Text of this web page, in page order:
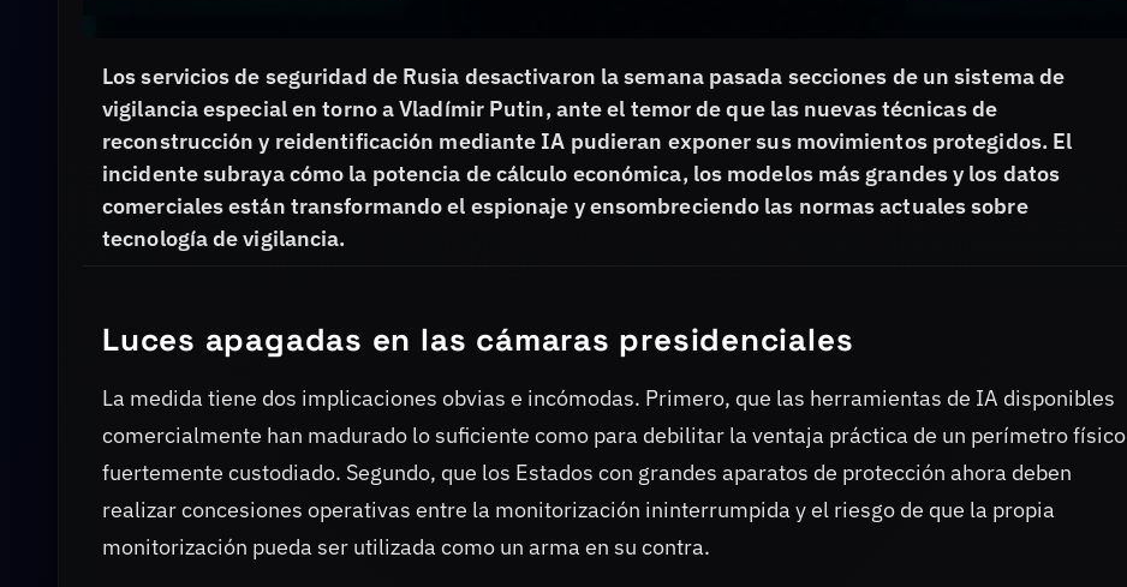
Los servicios de seguridad de Rusia desactivaron la semana pasada secciones de un sistema de
vigilancia especial en torno a Vladímir Putin, ante el temor de que las nuevas técnicas de
reconstrucción y reidentificación mediante IA pudieran exponer sus movimientos protegidos. El
incidente subraya cómo la potencia de cálculo económica, los modelos más grandes y los datos
comerciales están transformando el espionaje y ensombreciendo las normas actuales sobre
tecnología de vigilancia.
Luces apagadas en las cámaras presidenciales
La medida tiene dos implicaciones obvias e incómodas. Primero, que las herramientas de IA disponibles
comercialmente han madurado lo suficiente como para debilitar la ventaja práctica de un perímetro físico
fuertemente custodiado. Segundo, que los Estados con grandes aparatos de protección ahora deben
realizar concesiones operativas entre la monitorización ininterrumpida y el riesgo de que la propia
monitorización pueda ser utilizada como un arma en su contra.